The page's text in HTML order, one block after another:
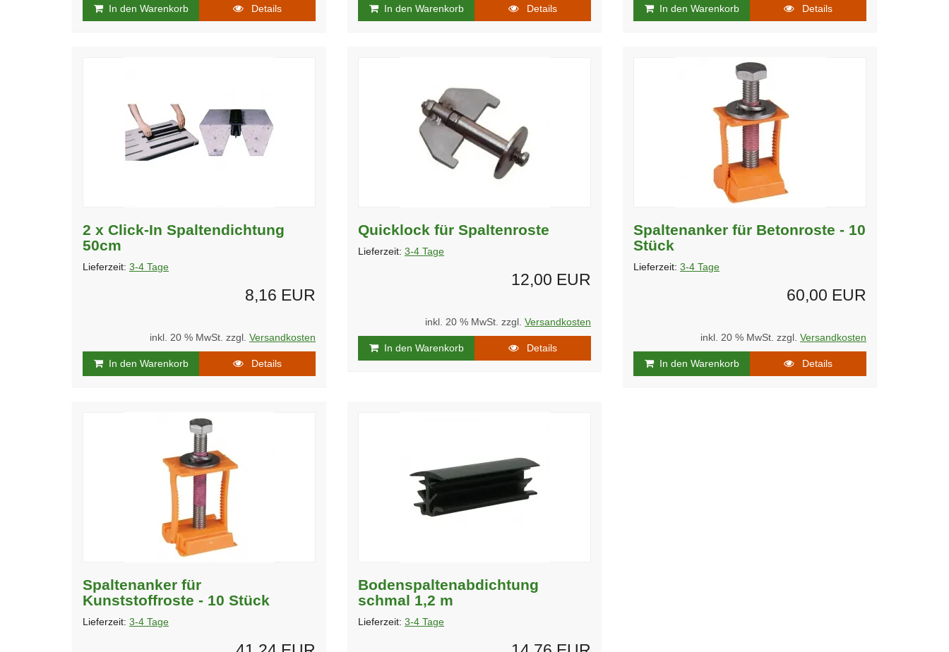
In den Warenkorb Details In den Warenkorb Details In den Warenkorb Details
2 x Click-In Spaltendichtung
50cm
Lieferzeit: 3-4 Tage
8,16 EUR
inkl. 20 % MwSt. zzgl. Versandkosten
In den Warenkorb Details
Quicklock für Spaltenroste
Lieferzeit: 3-4 Tage
12,00 EUR
inkl. 20 % MwSt. zzgl. Versandkosten
In den Warenkorb Details
Spaltenanker für Betonroste - 10
Stück
Lieferzeit: 3-4 Tage
60,00 EUR
inkl. 20 % MwSt. zzgl. Versandkosten
In den Warenkorb Details
Spaltenanker für
Kunststoffroste - 10 Stück
Lieferzeit: 3-4 Tage
Bodenspaltenabdichtung
schmal 1,2 m
Lieferzeit: 3-4 Tage